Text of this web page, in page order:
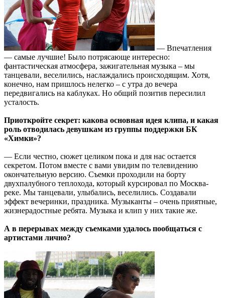
— Впечатления
— самые лучшие! Было потрясающе интересно:
фантастическая атмосфера, зажигательная музыка – мы
танцевали, веселились, наслаждались происходящим. Хотя,
конечно, нам пришлось нелегко – с утра до вечера
передвигались на каблуках. Но общий позитив пересилил
усталость.
Приоткройте секрет: какова основная идея клипа, и какая
роль отводилась девушкам из группы поддержки БК
«Химки»?
— Если честно, сюжет целиком пока и для нас остается
секретом. Потом вместе с вами увидим по телевидению
окончательную версию. Съемки проходили на борту
двухпалубного теплохода, который курсировал по Москва-
реке. Мы танцевали, улыбались, веселились. Создавали
эффект вечеринки, праздника. Музыканты – очень приятные,
жизнерадостные ребята. Музыка и клип у них такие же.
А в перерывах между съемками удалось пообщаться с
артистами лично?